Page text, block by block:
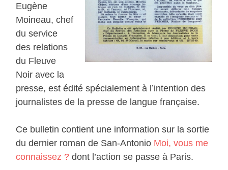
Eugène
Moineau, chef
du service
des relations
du Fleuve
Noir avec la
presse, est édité spécialement à l’intention des
journalistes de la presse de langue française.
Ce bulletin contient une information sur la sortie
du dernier roman de San-Antonio Moi, vous me
connaissez ? dont l’action se passe à Paris.